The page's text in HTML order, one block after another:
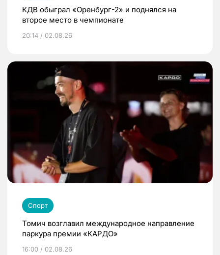
КДВ обыграл «Оренбург-2» и поднялся на
второе место в чемпионате
20:14 / 02.08.26
Спорт
Томич возглавил международное направление
паркура премии «КАРДО»
16:00 / 02.08.26